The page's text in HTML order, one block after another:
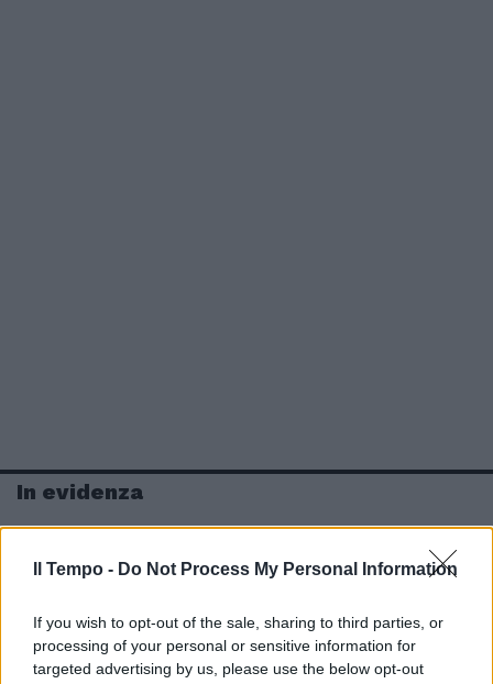
Il Tempo - Do Not Process My Personal Information
If you wish to opt-out of the sale, sharing to third parties, or
processing of your personal or sensitive information for
targeted advertising by us, please use the below opt-out
In evidenza